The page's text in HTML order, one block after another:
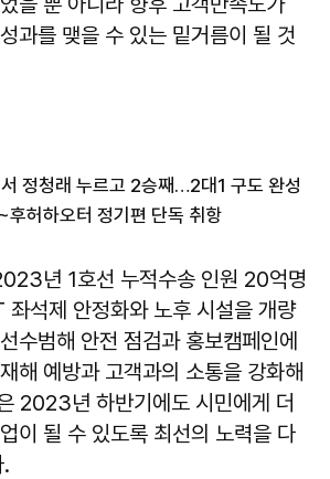
과를 맺을 수 있는 밑거름이 될 것
정청래 누르고 2승째…2대1 구도 완성
후허하오터 정기편 단독 취항
년 1호선 누적수송 인원 20억명
좌석제 안정화와 노후 시설을 개량
수범해 안전 점검과 홍보캠페인에
해 예방과 고객과의 소통을 강화해
2023년 하반기에도 시민에게 더
이 될 수 있도록 최선의 노력을 다